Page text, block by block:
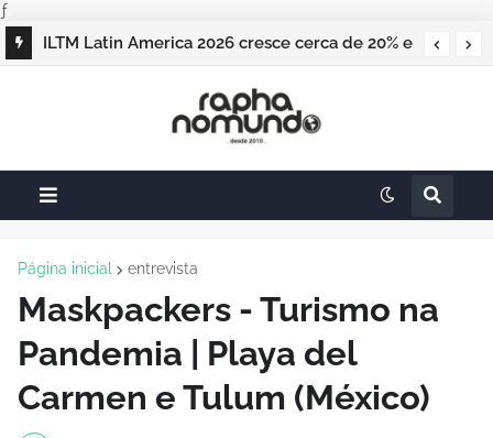
ƒ
ILTM Latin America 2026 cresce cerca de 20% e
O Panamá recebeu o 7º Fórum Internacional
patrimônio e identidade
Página inicial entrevista
Maskpackers - Turismo na
Pandemia | Playa del
Carmen e Tulum (México)